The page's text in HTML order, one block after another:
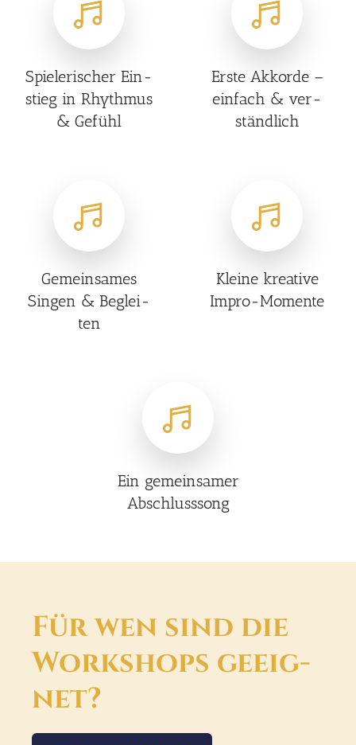
Spie­le­ri­scher Ein­
stieg in Rhyth­mus
& Gefühl
Ers­te Akkor­de –
ein­fach & ver­
ständ­lich
Gemein­sa­mes
Sin­gen & Beglei­
ten
Klei­ne krea­ti­ve
Impro-Momen­te
Ein gemein­sa­mer
Abschluss­song
Für wen sind die
Work­shops geeig­
net?